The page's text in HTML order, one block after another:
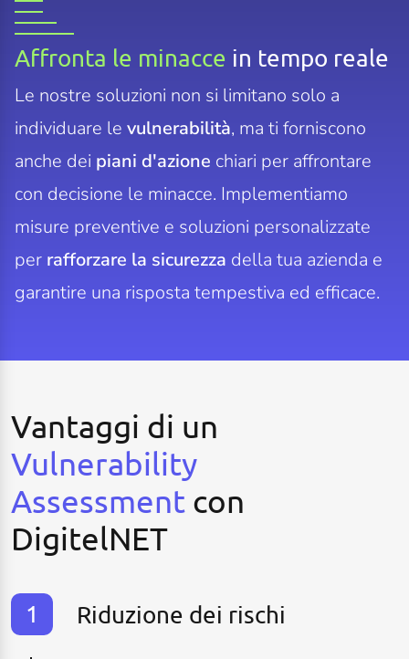
Affronta le minacce in tempo reale
Le nostre soluzioni non si limitano solo a
individuare le vulnerabilità, ma ti forniscono
anche dei piani d'azione chiari per affrontare
con decisione le minacce. Implementiamo
misure preventive e soluzioni personalizzate
per rafforzare la sicurezza della tua azienda e
garantire una risposta tempestiva ed efficace.
Vantaggi di un
Vulnerability
Assessment con
DigitelNET
Riduzione dei rischi